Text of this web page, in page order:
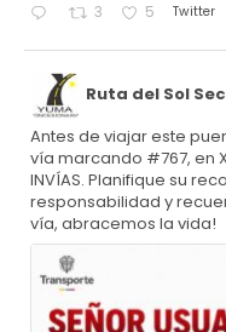
3 5 Twitter
Ruta del Sol
Antes de viajar este
vía marcando #767, en
INVÍAS. Planifique su
responsabilidad y
vía, abracemos la vida!